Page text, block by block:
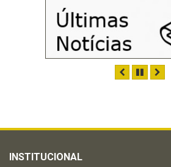
ANTERIOR
PAUSAR
INSTITUCIONAL